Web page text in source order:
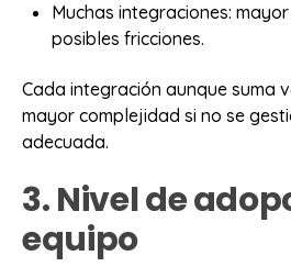
Muchas integraciones:
posibles fricciones.
Cada integración aunque suma
mayor complejidad si no se
adecuada.
3. Nivel de
equipo